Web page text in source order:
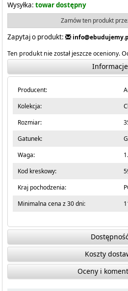
Wysyłka: towar dostępny
Zamów ten produkt
Zapytaj o produkt:
Ten produkt nie został jeszcze oceniony.
Informacje
Producent:
Kolekcja:
Rozmiar:
Gatunek:
Waga:
Kod kreskowy:
Kraj pochodzenia:
Minimalna cena z 30 dni:
Koszty
Oceny i